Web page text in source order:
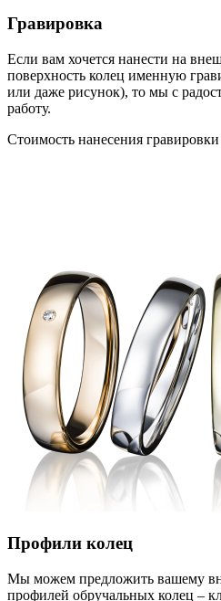
Гравировка
Если вам хочется нанести на
поверхность колец именную
или даже рисунок), то мы с
работу.
Стоимость нанесения
Профили колец
Мы можем предложить вашему
профилей обручальных колец –